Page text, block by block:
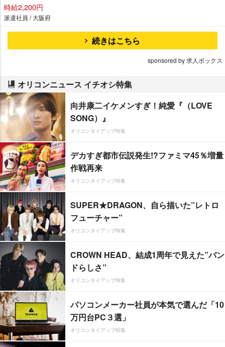
時給2,200円
派遣社員 / 大阪府
続きはこちら
sponsored by 求人ボックス
オリコンニュース イチオシ特集
向井康二イケメンすぎ！純愛『（LOVE
SONG）』
オリコンタイアップ特集
デカすぎ都市伝説発生!?ファミマ45％増量
作戦再来
オリコンタイアップ特集
SUPER★DRAGON、自ら描いた”レトロ
フューチャー”
オリコンタイアップ特集
CROWN HEAD、結成1周年で見えた”バン
ドらしさ”
オリコンタイアップ特集
パソコンメーカー社員が本気で選んだ「10
万円台PC３選」
オリコンタイアップ特集